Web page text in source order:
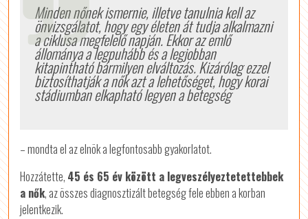
Minden nőnek ismernie, illetve tanulnia kell az
önvizsgálatot, hogy egy életen át tudja alkalmazni
a ciklusa megfelelő napján. Ekkor az emlő
állománya a legpuhább és a legjobban
kitapintható bármilyen elváltozás. Kizárólag ezzel
biztosíthatják a nők azt a lehetőséget, hogy korai
stádiumban elkapható legyen a betegség
– mondta el az elnök a legfontosabb gyakorlatot.
Hozzátette, 45 és 65 év között a legveszélyeztetettebbek
a nők, az összes diagnosztizált betegség fele ebben a korban
jelentkezik.